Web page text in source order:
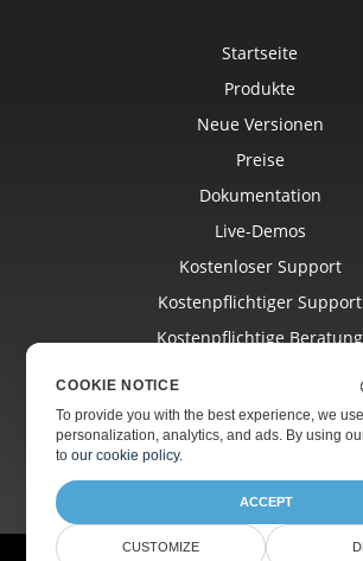
Startseite
Produkte
Neue Versionen
Preise
Dokumentation
Live-Demos
Kostenloser Support
Kostenpflichtiger Support
Kostenpflichtige Beratung
Websites
Über Uns
COOKIE NOTICE
To provide you with the best experience, we
personalization, analytics, and ads. By using
toour cookie policy.
ACCEPT
CUSTOMIZE